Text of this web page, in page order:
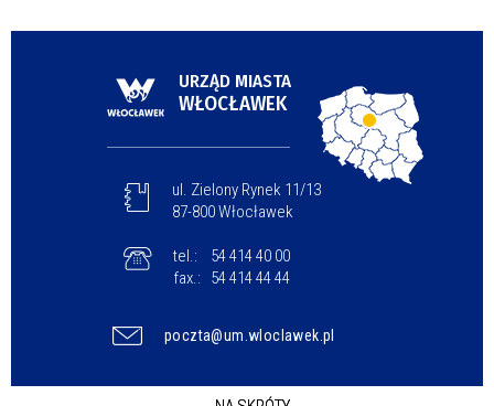
URZĄD MIASTA
WŁOCŁAWEK
ul. Zielony Rynek 11/13
87-800 Włocławek
tel.:
54 414 40 00
fax.:
54 414 44 44
poczta@um.wloclawek.pl